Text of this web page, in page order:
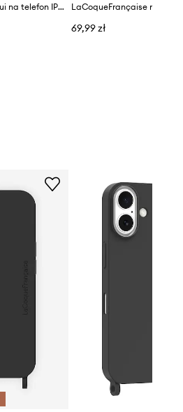
LaCoqueFrançaise etui na telefon IPHONE 17 AIR
69,99 zł